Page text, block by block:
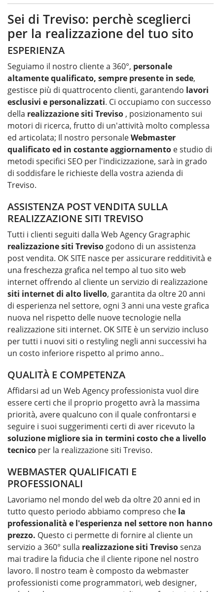
Sei di Treviso: perchè sceglierci
per la realizzazione del tuo sito
ESPERIENZA
Seguiamo il nostro cliente a 360°, personale
altamente qualificato, sempre presente in sede,
gestisce più di quattrocento clienti, garantendo lavori
esclusivi e personalizzati. Ci occupiamo con successo
della realizzazione siti Treviso , posizionamento sui
motori di ricerca, frutto di un'attività molto complessa
ed articolata; Il nostro personaleWebmaster
qualificato ed in costante aggiornamento e studio di
metodi specifici SEO per l'indicizzazione, sarà in grado
di soddisfare le richieste della vostra azienda di
Treviso.
ASSISTENZA POST VENDITA SULLA
REALIZZAZIONE SITI TREVISO
Tutti i clienti seguiti dalla Web Agency Gragraphic
realizzazione siti Treviso godono di un assistenza
post vendita. OK SITE nasce per assicurare redditività e
una freschezza grafica nel tempo al tuo sito web
internet offrendo al cliente un servizio di realizzazione
siti internet di alto livello, garantita da oltre 20 anni
di esperienza nel settore, ogni 3 anni una veste grafica
nuova nel rispetto delle nuove tecnologie nella
realizzazione siti internet. OK SITE è un servizio incluso
per tutti i nuovi siti o restyling negli anni successivi ha
un costo inferiore rispetto al primo anno..
QUALITÀ E COMPETENZA
Affidarsi ad un Web Agency professionista vuol dire
essere certi che il proprio progetto avrà la massima
priorità, avere qualcuno con il quale confrontarsi e
seguire i suoi suggerimenti certi di aver ricevuto la
soluzione migliore sia in termini costo che a livello
tecnico per la realizzazione siti Treviso.
WEBMASTER QUALIFICATI E
PROFESSIONALI
Lavoriamo nel mondo del web da oltre 20 anni ed in
tutto questo periodo abbiamo compreso che la
professionalità e l'esperienza nel settore non hanno
prezzo. Questo ci permette di fornire al cliente un
servizio a 360° sulla realizzazione siti Trevisosenza
mai tradire la fiducia che il cliente ripone nel nostro
lavoro. Il nostro team è composto da webmaster
professionisti come programmatori, web designer,